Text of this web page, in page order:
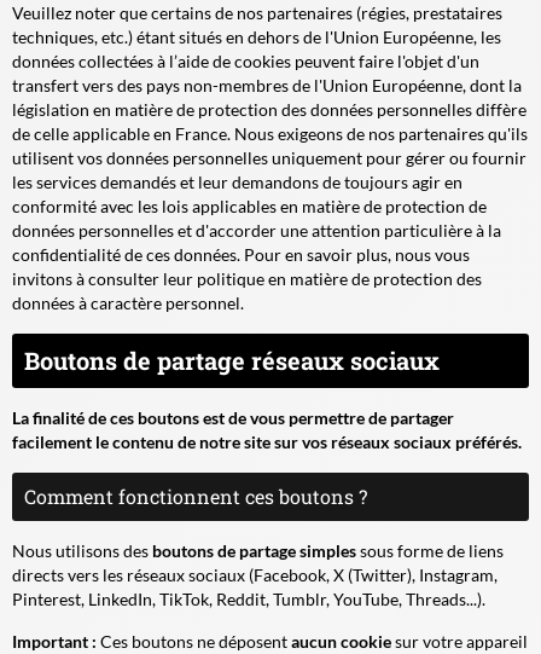
Veuillez noter que certains de nos partenaires (régies, prestataires
techniques, etc.) étant situés en dehors de l'Union Européenne, les
données collectées à l’aide de cookies peuvent faire l'objet d'un
transfert vers des pays non-membres de l'Union Européenne, dont la
législation en matière de protection des données personnelles diffère
de celle applicable en France. Nous exigeons de nos partenaires qu'ils
utilisent vos données personnelles uniquement pour gérer ou fournir
les services demandés et leur demandons de toujours agir en
conformité avec les lois applicables en matière de protection de
données personnelles et d'accorder une attention particulière à la
confidentialité de ces données. Pour en savoir plus, nous vous
invitons à consulter leur politique en matière de protection des
données à caractère personnel.
Boutons de partage réseaux sociaux
La finalité de ces boutons est de vous permettre de partager
facilement le contenu de notre site sur vos réseaux sociaux préférés.
Comment fonctionnent ces boutons ?
Nous utilisons des boutons de partage simplessous forme de liens
directs vers les réseaux sociaux (Facebook, X (Twitter), Instagram,
Pinterest, LinkedIn, TikTok, Reddit, Tumblr, YouTube, Threads...).
Important : Ces boutons ne déposentaucun cookiesur votre appareil